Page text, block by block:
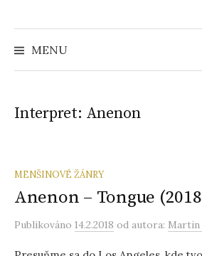
MENU
Interpret: Anenon
MENŠINOVÉ ŽÁNRY
Anenon – Tongue
Publikováno 14.2.2018 od autora: Martin